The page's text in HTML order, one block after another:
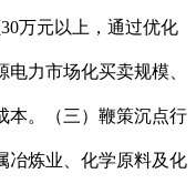
万元以上，通过优化
力市场化买卖规模、
本。（三）鞭策沉点行
冶炼业、化学原料及化